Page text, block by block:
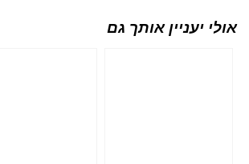
אולי יעניין אותך גם